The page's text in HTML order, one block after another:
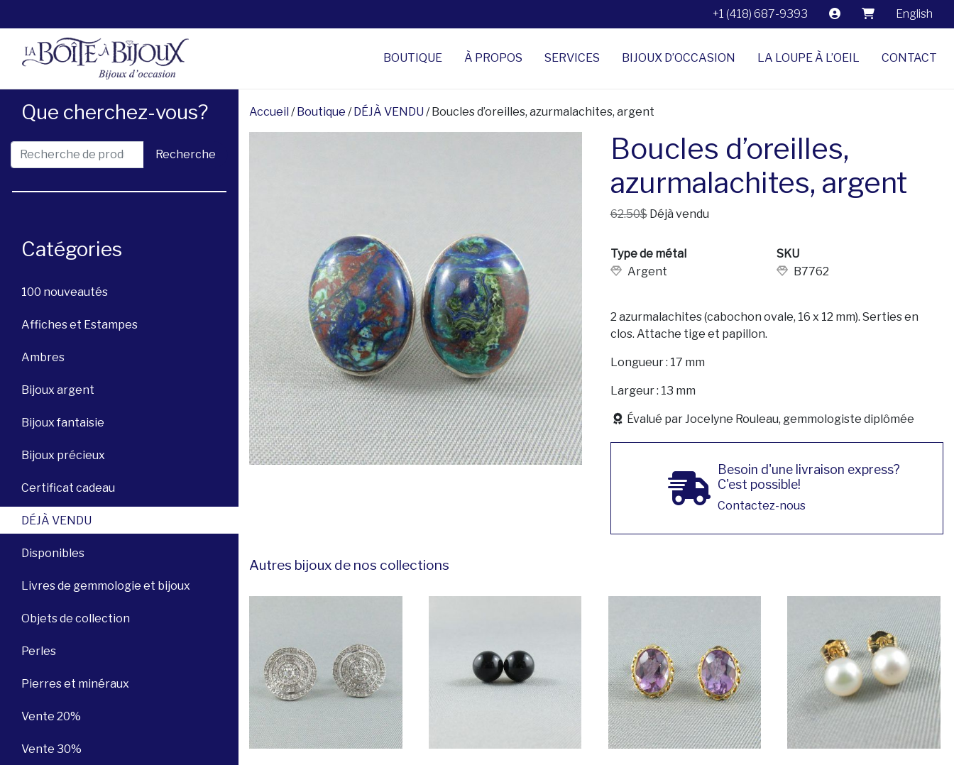
+1 (418) 687-9393 English
BOUTIQUE À PROPOS SERVICES BIJOUX D’OCCASION LA LOUPE À L’OEIL CONTACT
Que cherchez-vous?
Recherche pour : Recherche
Catégories
100 nouveautés
Affiches et Estampes
Ambres
Bijoux argent
Bijoux fantaisie
Bijoux précieux
Certificat cadeau
DÉJÀ VENDU
Disponibles
Livres de gemmologie et bijoux
Objets de collection
Perles
Pierres et minéraux
Vente 20%
Vente 30%
Accueil /Boutique /DÉJÀ VENDU / Boucles d’oreilles, azurmalachites, argent
Boucles d’oreilles,
azurmalachites, argent
62.50$Déjà vendu
Type de métal
Argent
SKU
B7762
2 azurmalachites (cabochon ovale, 16 x 12 mm). Serties en
clos. Attache tige et papillon.
Longueur : 17 mm
Largeur : 13 mm
Évalué par Jocelyne Rouleau, gemmologiste diplômée
Besoin d'une livraison express?
C'est possible!
Contactez-nous
Autres bijoux de nos collections